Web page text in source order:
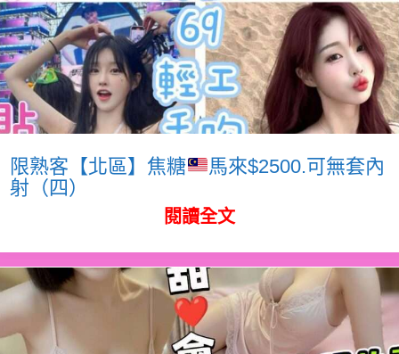
限熟客【北區】焦糖
馬來$2500.可無套內
射（四）
閱讀全文